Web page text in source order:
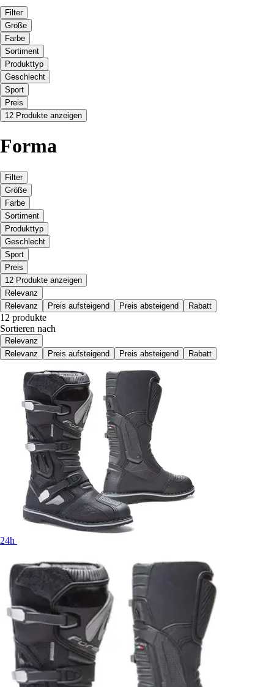
Filter
Größe
Farbe
Sortiment
Produkttyp
Geschlecht
Sport
Preis
12 Produkte anzeigen
Forma
Filter
Größe
Farbe
Sortiment
Produkttyp
Geschlecht
Sport
Preis
12 Produkte anzeigen
Relevanz
Relevanz
Preis aufsteigend Preis absteigend Rabatt
12 produkte
Sortieren nach
Relevanz
Relevanz
Preis aufsteigend Preis absteigend Rabatt
24h